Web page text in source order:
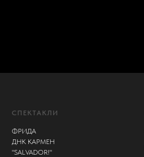
СПЕКТАКЛИ
ФРИДА
ДНК КАРМЕН
"SALVADOR!"